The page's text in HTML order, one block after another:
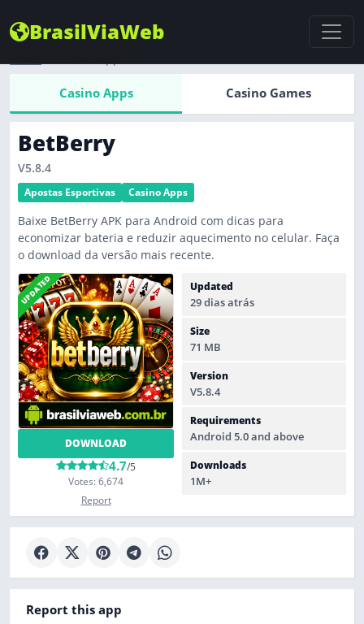
BrasilViaWeb
Casino Apps Casino Games
BetBerry
V5.8.4
Apostas Esportivas Casino Apps
Baixe BetBerry APK para Android com dicas para
economizar bateria e reduzir aquecimento no celular. Faça
o download da versão mais recente.
UPDATED
DOWNLOAD
4.7/5
Votes: 6,674
Report
Updated
29 dias atrás
Size
71 MB
Version
V5.8.4
Requirements
Android 5.0 and above
Downloads
1M+
Report this app